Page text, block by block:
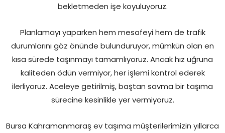
bekletmeden işe koyuluyoruz.
Planlamayı yaparken hem mesafeyi hem de trafik
durumlarını göz önünde bulunduruyor, mümkün olan en
kısa sürede taşınmayı tamamlıyoruz. Ancak hız uğruna
kaliteden ödün vermiyor, her işlemi kontrol ederek
ilerliyoruz. Aceleye getirilmiş, baştan savma bir taşıma
sürecine kesinlikle yer vermiyoruz.
Bursa Kahramanmaraş ev taşıma müşterilerimizin yıllarca